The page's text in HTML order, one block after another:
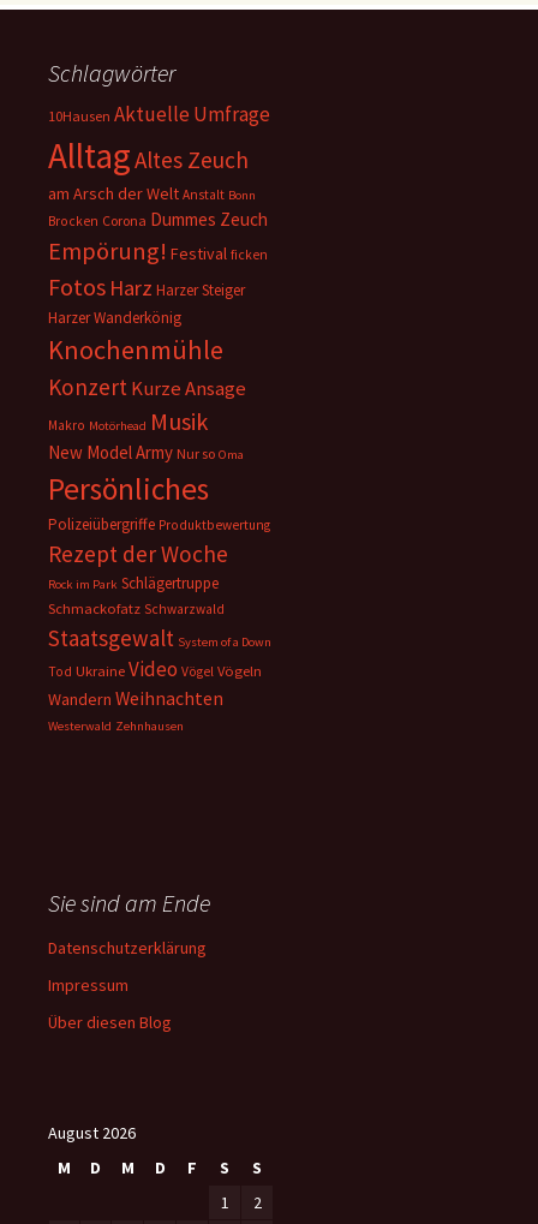
Schlagwörter
10Hausen Aktuelle Umfrage
AlltagAltes Zeuch
am Arsch der Welt Anstalt Bonn
Brocken Corona Dummes Zeuch
Empörung! Festival ficken
Fotos Harz Harzer Steiger
Harzer Wanderkönig
Knochenmühle
KonzertKurze Ansage
Makro Motörhead Musik
New Model Army Nur so Oma
Persönliches
Polizeiübergriffe Produktbewertung
Rezept der Woche
Rock im Park Schlägertruppe
Schmackofatz Schwarzwald
Staatsgewalt System of a Down
Tod Ukraine Video Vögel Vögeln
Wandern Weihnachten
Westerwald Zehnhausen
Sie sind am Ende
Datenschutzerklärung
Impressum
Über diesen Blog
August 2026
M
D M D F S
S
1
2